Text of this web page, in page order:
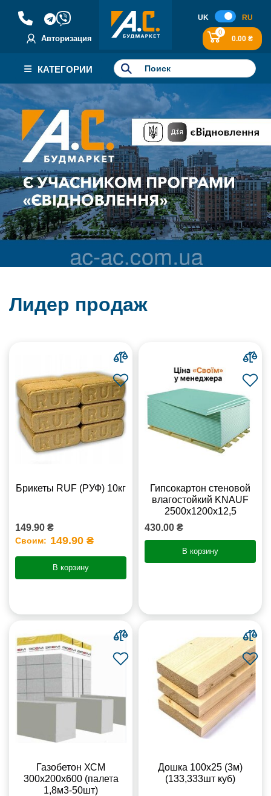
Авторизация
UK RU
0
0.00 ₴
КАТЕГОРИИ
Лидер продаж
Брикеты RUF (РУФ) 10кг
149.90 ₴
Своим: 149.90 ₴
В корзину
Гипсокартон стеновой
влагостойкий KNAUF
2500х1200х12,5
430.00 ₴
В корзину
Газобетон ХСМ
300x200x600 (палета
1,8м3-50шт)
Дошка 100х25 (3м)
(133,333шт куб)